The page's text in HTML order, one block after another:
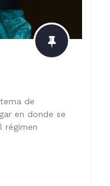
de
en donde se
régimen